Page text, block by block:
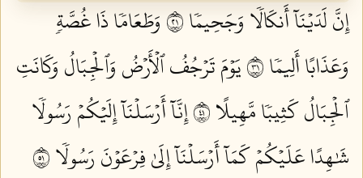
إِنَّ لَدَيۡنَآ أَنكَالٗا وَجَحِيمٗا ١٢
وَطَعَامٗا ذَا غُصَّةٖ
وَعَذَابًا أَلِيمٗا ١٣
يَوۡمَ تَرۡجُفُ ٱلۡأَرۡضُ وَٱلۡجِبَالُ وَكَانَتِ
ٱلۡجِبَالُ كَثِيبٗا مَّهِيلًا ١٤
إِنَّآ أَرۡسَلۡنَآ إِلَيۡكُمۡ رَسُولٗا
شَٰهِدًا عَلَيۡكُمۡ كَمَآ أَرۡسَلۡنَآ إِلَىٰ فِرۡعَوۡنَ رَسُولٗا ١٥